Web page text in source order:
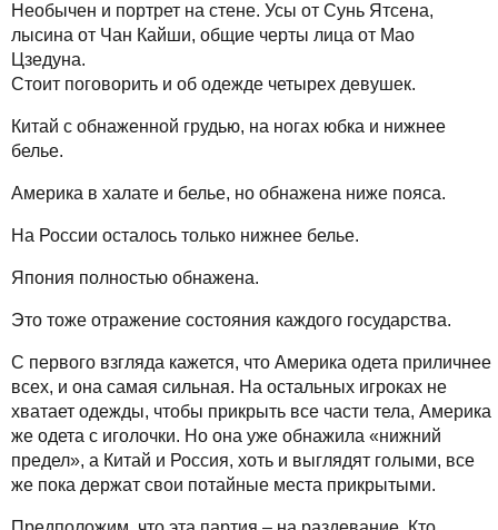
Необычен и портрет на стене. Усы от Сунь Ятсена,
лысина от Чан Кайши, общие черты лица от Мао
Цзедуна.
Стоит поговорить и об одежде четырех девушек.
Китай с обнаженной грудью, на ногах юбка и нижнее
белье.
Америка в халате и белье, но обнажена ниже пояса.
На России осталось только нижнее белье.
Япония полностью обнажена.
Это тоже отражение состояния каждого государства.
С первого взгляда кажется, что Америка одета приличнее
всех, и она самая сильная. На остальных игроках не
хватает одежды, чтобы прикрыть все части тела, Америка
же одета с иголочки. Но она уже обнажила «нижний
предел», а Китай и Россия, хоть и выглядят голыми, все
же пока держат свои потайные места прикрытыми.